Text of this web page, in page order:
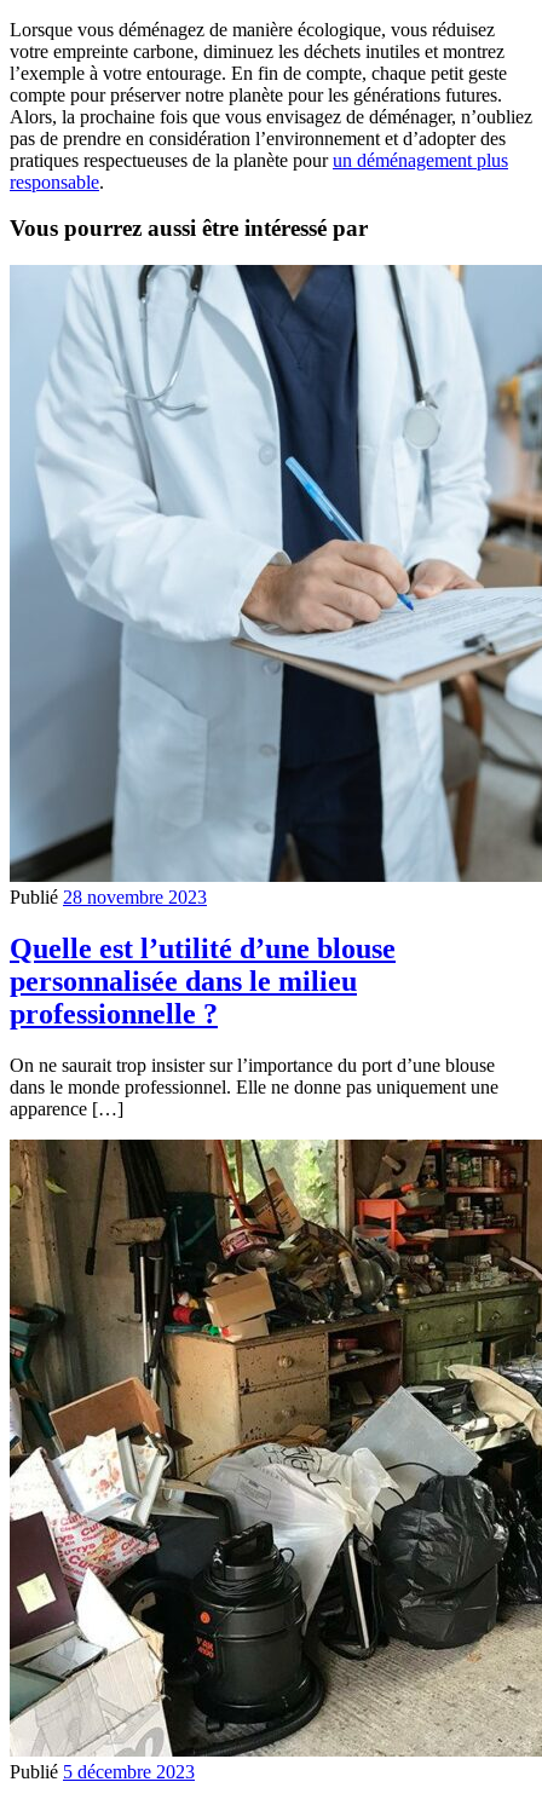
Lorsque vous déménagez de manière écologique, vous réduisez
votre empreinte carbone, diminuez les déchets inutiles et montrez
l’exemple à votre entourage. En fin de compte, chaque petit geste
compte pour préserver notre planète pour les générations futures.
Alors, la prochaine fois que vous envisagez de déménager, n’oubliez
pas de prendre en considération l’environnement et d’adopter des
pratiques respectueuses de la planète pourun déménagement plus
responsable.
Vous pourrez aussi être intéressé par
Publié 28 novembre 2023
Quelle est l’utilité d’une blouse
personnalisée dans le milieu
professionnelle ?
On ne saurait trop insister sur l’importance du port d’une blouse
dans le monde professionnel. Elle ne donne pas uniquement une
apparence […]
Publié 5 décembre 2023